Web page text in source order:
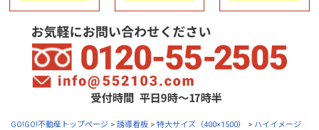
GO!GO!不動産トップページ > 誘導看板 > 特大サイズ（400×1500） > ハイイメージ